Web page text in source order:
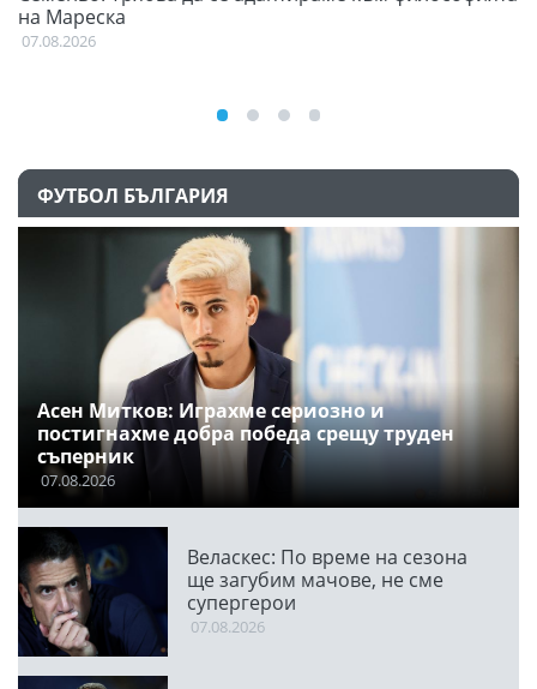
на Мареска
07.08.2026
ФУТБОЛ БЪЛГАРИЯ
Асен Митков: Играхме сериозно и
постигнахме добра победа срещу труден
съперник
07.08.2026
Веласкес: По време на сезона
ще загубим мачове, не сме
супергерои
07.08.2026